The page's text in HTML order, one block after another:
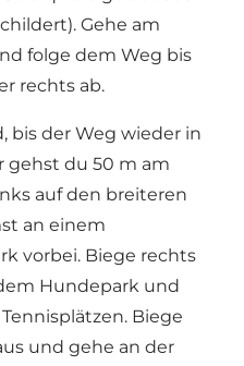
Gehe am
folge dem Weg bis
rechts ab.
bis der Weg wieder in
gehst du 50 m am
auf den breiteren
an einem
vorbei. Biege rechts
Hundepark und
Biege
und gehe an der